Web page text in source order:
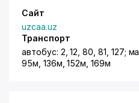
Сайт
uzcaa.uz
Транспорт
автобус: 2, 12, 80, 81, 127;
95м, 136м, 152м, 169м